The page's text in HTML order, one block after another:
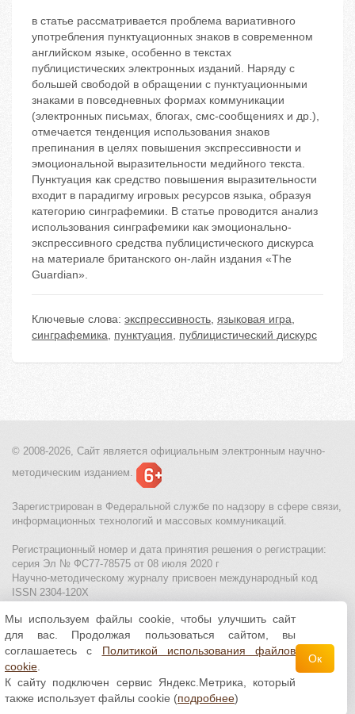
в статье рассматривается проблема вариативного
употребления пунктуационных знаков в современном
английском языке, особенно в текстах
публицистических электронных изданий. Наряду с
большей свободой в обращении с пунктуационными
знаками в повседневных формах коммуникации
(электронных письмах, блогах, смс-сообщениях и др.),
отмечается тенденция использования знаков
препинания в целях повышения экспрессивности и
эмоциональной выразительности медийного текста.
Пунктуация как средство повышения выразительности
входит в парадигму игровых ресурсов языка, образуя
категорию синграфемики. В статье проводится анализ
использования синграфемики как эмоционально-
экспрессивного средства публицистического дискурса
на материале британского он-лайн издания «The
Guardian».
Ключевые слова: экспрессивность, языковая игра,
синграфемика, пунктуация, публицистический дискурс
© 2008-2026, Сайт является официальным электронным научно-
методическим изданием.
Зарегистрирован в Федеральной службе по надзору в сфере связи,
информационных технологий и массовых коммуникаций.
Регистрационный номер и дата принятия решения о регистрации:
серия Эл № ФС77-78575 от 08 июля 2020 г
Научно-методическому журналу присвоен международный код
ISSN 2304-120X
МЦИТО|Школьные олимпиады и онлайн конкурсы для детей
Политика использования файлов cookie| Политика обработки и
защиты персональных данных
Все материалы доступны полицензии Creative
Commons С указанием авторства 4.0 Всемирная
Мы используем файлы cookie, чтобы улучшить сайт
для вас. Продолжая пользоваться сайтом, вы
соглашаетесь с Политикой использования файлов
cookie
К сайту подключен сервис Яндекс.Метрика, который
также использует файлы cookie (подробнее)
Ок